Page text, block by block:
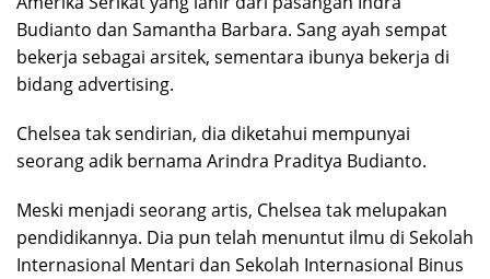
Budianto dan Samantha Barbara. Sang ayah sempat
bekerja sebagai arsitek, sementara ibunya bekerja di
bidang advertising.
Chelsea tak sendirian, dia diketahui mempunyai
seorang adik bernama Arindra Praditya Budianto.
Meski menjadi seorang artis, Chelsea tak melupakan
pendidikannya. Dia pun telah menuntut ilmu di Sekolah
Internasional Mentari dan Sekolah Internasional Binus